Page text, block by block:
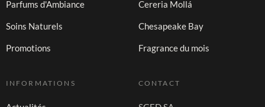
Parfums d'Ambiance
Soins Naturels
Promotions
Cereria Mollá
Chesapeake Bay
Fragrance du mois
INFORMATIONS CONTACT